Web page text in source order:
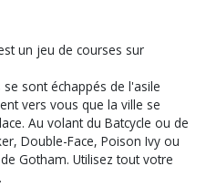
un jeu de courses sur
sont échappés de l'asile
vers vous que la ville se
Au volant du Batcycle ou de
Double-Face, Poison Ivy ou
Gotham. Utilisez tout votre